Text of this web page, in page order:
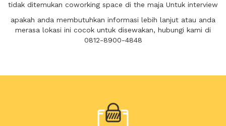
tidak ditemukan coworking space di the maja Untuk interview
apakah anda membutuhkan informasi lebih lanjut atau anda
merasa lokasi ini cocok untuk disewakan, hubungi kami di
0812-8900-4848